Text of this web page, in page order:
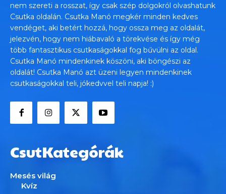
nem szereti a rosszat, így csak szép dolgokról olvashatunk
Csutka oldalán. Csutka Manó megkér minden kedves
vendéget, aki betért hozzá, hogy ossza meg az oldalát,
jelezvén, hogy nem hiábavaló a törekvése és így még
több fantasztikus csutkaságokkal fog bűvülni az oldal.
Csutka Manó mindenkinek köszöni, aki böngészi az
oldalát! Csutka Manó azt üzeni legyen mindenkinek
csutkaságokkal teli, jókedvvel teli napja! :)
CsutKategórák
Mesés világ
Kvíz